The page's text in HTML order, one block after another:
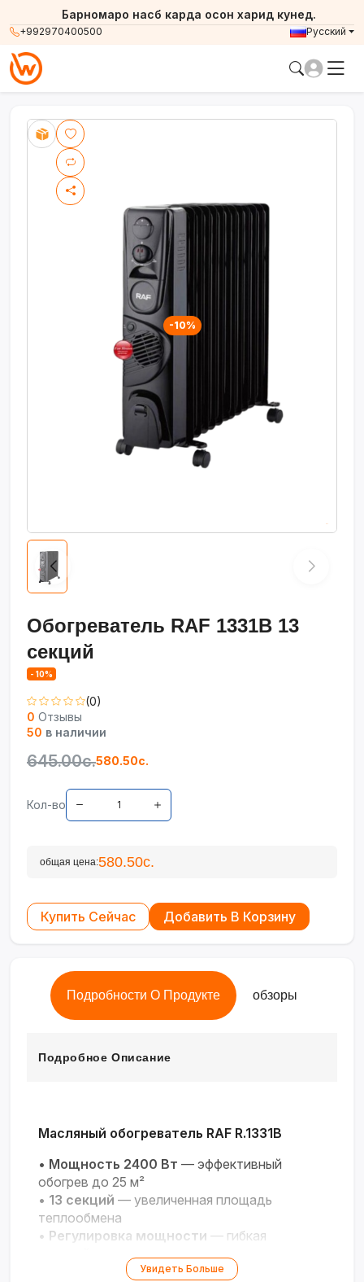
+992970400500
Барномаро насб карда осон харид кунед.
Русский
-10%
Обогреватель RAF 1331B 13
секций
- 10%
(0)
0 Отзывы
50 в наличии
645.00с.580.50с.
Кол-во
общая цена:580.50с.
Купить Сейчас Добавить В Корзину
Подробности О Продукте обзоры
Подробное Описание
Масляный обогреватель RAF R.1331B
• Мощность 2400 Вт — эффективный
обогрев до 25 м²
• 13 секций — увеличенная площадь
теплообмена
• Регулировка мощности — гибкая
Надёжный ТЭН— долговечность и
Увидеть Больше